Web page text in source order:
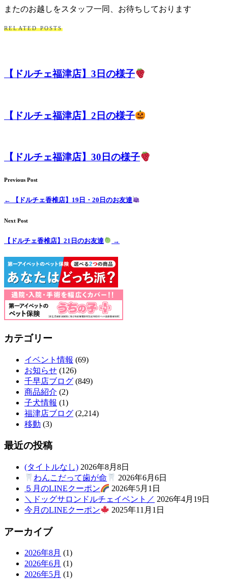
またのお越しをスタッフ一同、お待ちしております
RELATED POSTS
【ドルチェ福津店】3日の様子
【ドルチェ福津店】2日の様子
【ドルチェ福津店】30日の様子
Previous Post
← 【ドルチェ香椎店】19日・20日のお友達
Next Post
【ドルチェ香椎店】21日のお友達 →
カテゴリー
イベント情報 (69)
お知らせ (126)
千早店ブログ (849)
商品紹介 (2)
子犬情報 (1)
福津店ブログ (2,214)
移動 (3)
最近の投稿
(タイトルなし) 2026年8月8日
わんこだって歯が命
2026年6月6日
５月のLINEクーポン
2026年5月1日
＼ドッグサロンドルチェイベント／ 2026年4月19日
今月のLINEクーポン
2025年11月1日
アーカイブ
2026年8月 (1)
2026年6月 (1)
2026年5月 (1)